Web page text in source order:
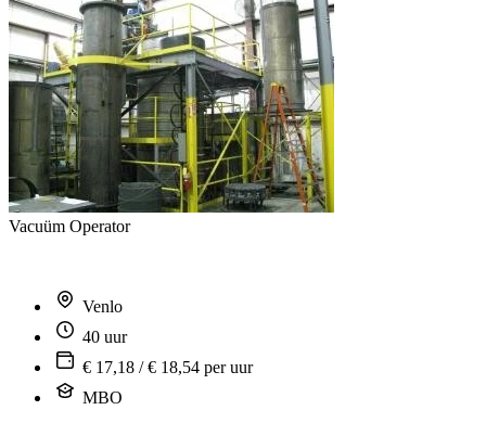
Vacuüm Operator
Venlo
40 uur
€ 17,18 / € 18,54 per uur
MBO